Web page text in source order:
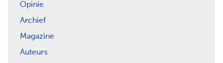
Opinie
Archief
Magazine
Auteurs